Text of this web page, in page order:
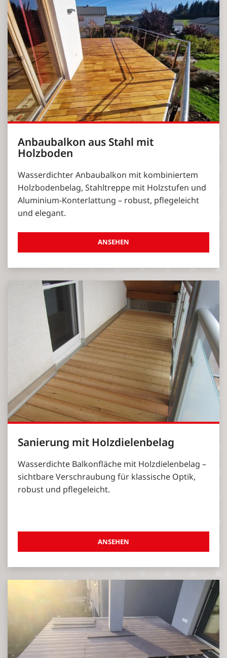
Anbaubalkon aus Stahl mit
Holzboden
Wasserdichter Anbaubalkon mit kombiniertem
Holzbodenbelag, Stahltreppe mit Holzstufen und
Aluminium-Konterlattung – robust, pflegeleicht
und elegant.
ANSEHEN
Sanierung mit Holzdielenbelag
Wasserdichte Balkonfläche mit Holzdielenbelag –
sichtbare Verschraubung für klassische Optik,
robust und pflegeleicht.
ANSEHEN